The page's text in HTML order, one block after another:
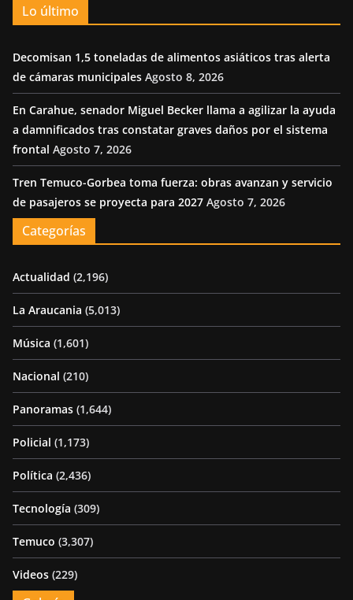
Lo último
Decomisan 1,5 toneladas de alimentos asiáticos tras alerta
de cámaras municipales Agosto 8, 2026
En Carahue, senador Miguel Becker llama a agilizar la ayuda
a damnificados tras constatar graves daños por el sistema
frontal Agosto 7, 2026
Tren Temuco-Gorbea toma fuerza: obras avanzan y servicio
de pasajeros se proyecta para 2027 Agosto 7, 2026
Categorías
Actualidad (2,196)
La Araucania (5,013)
Música (1,601)
Nacional (210)
Panoramas (1,644)
Policial (1,173)
Política (2,436)
Tecnología (309)
Temuco (3,307)
Videos (229)